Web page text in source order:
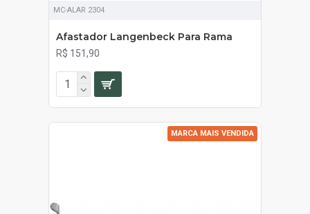
MC-ALAR 2304
Afastador Langenbeck Para Rama
R$ 151,90
MARCA MAIS VENDIDA